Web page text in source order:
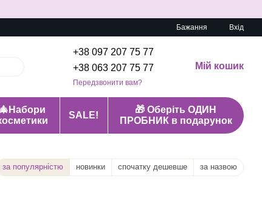
Бажання Вхід
+38 097 207 75 77
+38 063 207 75 77
Передзвонити вам?
Мій кошик
🎄Набори
SALE!
🎁 Оберіть ОДИН
ПРОБНИК в подарунок
за популярністю новинки спочатку дешевше за назвою